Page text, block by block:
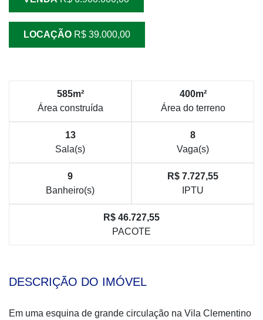
LOCAÇÃO R$ 39.000,00
585m²
Área construída
400m²
Área do terreno
13
Sala(s)
8
Vaga(s)
9
Banheiro(s)
R$ 7.727,55
IPTU
R$ 46.727,55
PACOTE
DESCRIÇÃO DO IMÓVEL
Em uma esquina de grande circulação na Vila Clementino